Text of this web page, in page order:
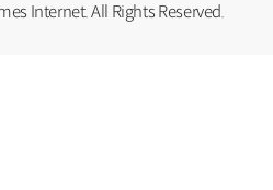
Internet. All Rights Reserved.